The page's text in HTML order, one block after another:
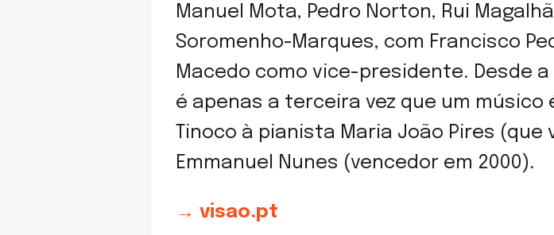
Manuel Mota, Pedro Norton, Rui
Soromenho-Marques, com Francisco
Macedo como vice-presidente. Desde a
é apenas a terceira vez que um músico
Tinoco à pianista Maria João Pires
Emmanuel Nunes (vencedor em 2000).
→ visao.pt